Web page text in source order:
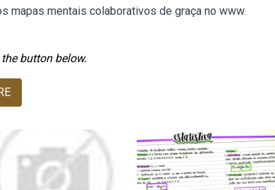
mapas mentais colaborativos de graça no www.
button below.